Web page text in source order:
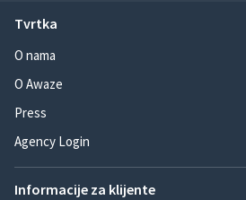
Tvrtka
O nama
O Awaze
Press
Agency Login
Informacije za klijente